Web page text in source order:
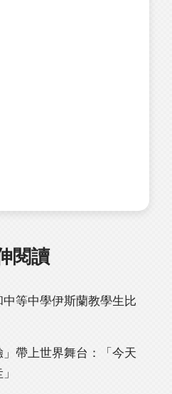
閱讀
等中學伊斯蘭教學生比
帶上世界舞台：「今天